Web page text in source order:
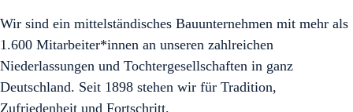
Wir sind ein mittelständisches Bauunternehmen mit mehr als
1.600 Mitarbeiter*innen an unseren zahlreichen
Niederlassungen und Tochtergesellschaften in ganz
Deutschland. Seit 1898 stehen wir für Tradition,
Zufriedenheit und Fortschritt.